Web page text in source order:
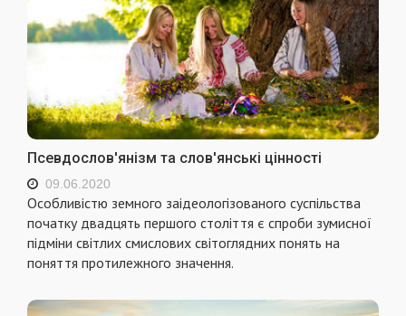
Псевдослов'янізм та слов'янські цінності
09.06.2020
Особливістю земного заідеологізованого суспільства
початку двадцять першого століття є спроби зумисної
підміни світлих смислових світоглядних понять на
поняття протилежного значення.